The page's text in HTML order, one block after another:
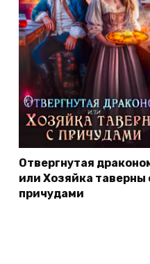
Отвергнутая
или Хозяйка таверны
причудами